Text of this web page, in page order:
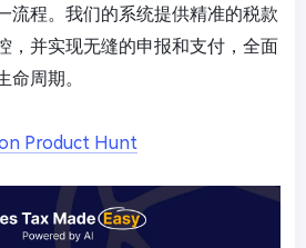
流程。我们的系统提供精准的税款
，并实现无缝的申报和支付，全面
命周期。
Product Hunt